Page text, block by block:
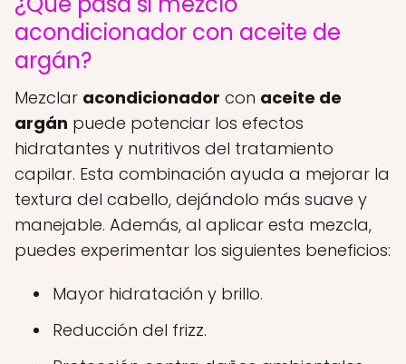
acondicionador con aceite de
argán?
Mezclar acondicionador con aceite de
argán puede potenciar los efectos
hidratantes y nutritivos del tratamiento
capilar. Esta combinación ayuda a mejorar la
textura del cabello, dejándolo más suave y
manejable. Además, al aplicar esta mezcla,
puedes experimentar los siguientes beneficios:
Mayor hidratación y brillo.
Reducción del frizz.